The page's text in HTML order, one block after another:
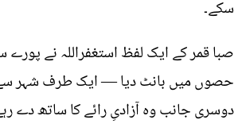
سکے۔
صبا قمر کے ایک لفظ استغفراللہ نے
حصوں میں بانٹ دیا — ایک طرف شہر
دوسری جانب وہ آزادیِ رائے کا ساتھ دے